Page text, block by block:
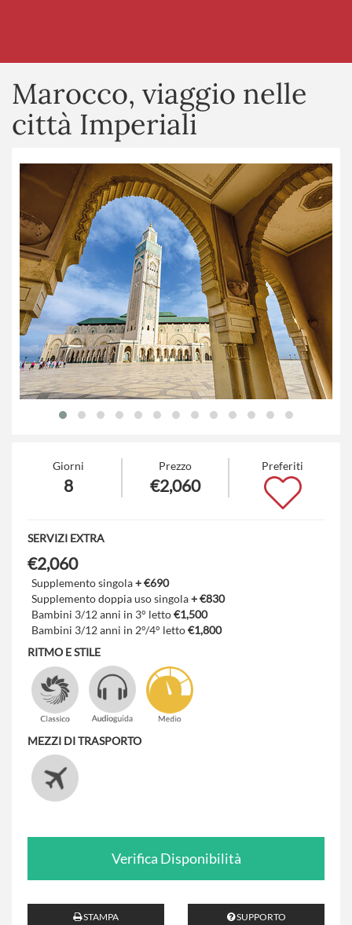
Marocco, viaggio nelle
città Imperiali
Giorni
8
Prezzo
€2,060
Preferiti
SERVIZI EXTRA
€2,060
Supplemento singola+ €690
Supplemento doppia uso singola+ €830
Bambini 3/12 anni in 3° letto€1,500
Bambini 3/12 anni in 2°/4° letto€1,800
RITMO E STILE
MEZZI DI TRASPORTO
Verifica Disponibilità
STAMPA SUPPORTO